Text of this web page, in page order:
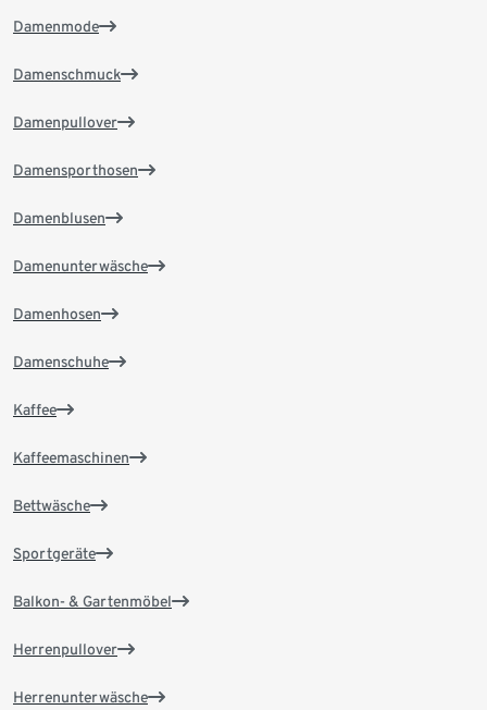
Damenmode
Damenschmuck
Damenpullover
Damensporthosen
Damenblusen
Damenunterwäsche
Damenhosen
Damenschuhe
Kaffee
Kaffeemaschinen
Bettwäsche
Sportgeräte
Balkon- & Gartenmöbel
Herrenpullover
Herrenunterwäsche